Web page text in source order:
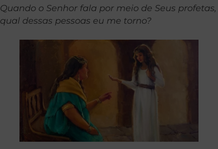
Quando o Senhor fala por meio de Seus profetas,
qual dessas pessoas eu me torno?